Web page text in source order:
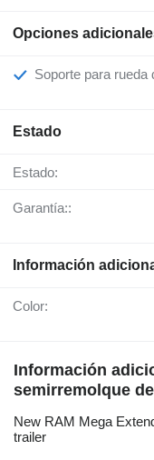
Opciones
Soporte para
Estado
Estado:
Garantía::
Información
Color:
Información
semirremolque
New RAM Mega
trailer